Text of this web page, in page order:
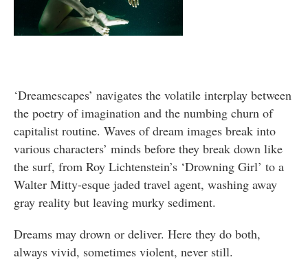
‘Dreamescapes’ navigates the volatile interplay between
the poetry of imagination and the numbing churn of
capitalist routine. Waves of dream images break into
various characters’ minds before they break down like
the surf, from Roy Lichtenstein’s ‘Drowning Girl’ to a
Walter Mitty-esque jaded travel agent, washing away
gray reality but leaving murky sediment.
Dreams may drown or deliver. Here they do both,
always vivid, sometimes violent, never still.